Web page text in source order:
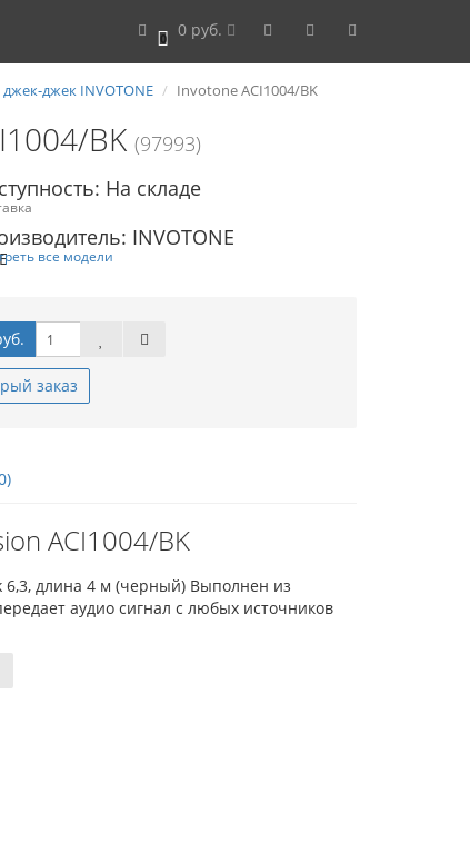
0 0 руб.
джек INVOTONE Invotone ACI1004/BK
BK (97993)
На складе
INVOTONE
все модели
заказ
ACI1004/BK
6,3, длина 4 м (черный) Выполнен из
аудио сигнал с любых источников